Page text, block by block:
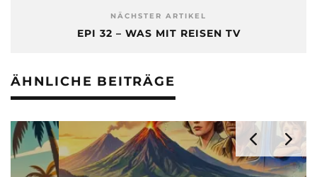
NÄCHSTER ARTIKEL
EPI 32 – WAS MIT REISEN TV
ÄHNLICHE BEITRÄGE